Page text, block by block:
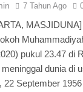
7 Tahun Ago
pukul 23.47 di
dunia di
22 September